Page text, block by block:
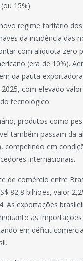
15%).
regime tarifário dos
da incidência das
com alíquota zero
(era de 10%).
da pauta
com elevado
tecnológico.
produtos como
também passam da
competindo em
internacionais.
de comércio entre
82,8 bilhões, valor
As exportações
as
em déficit